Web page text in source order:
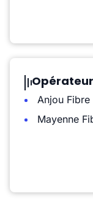
Anjou Fibre
Mayenne